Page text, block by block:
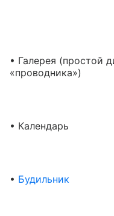
• Галерея (простой
«проводника»)
• Календарь
• Будильник